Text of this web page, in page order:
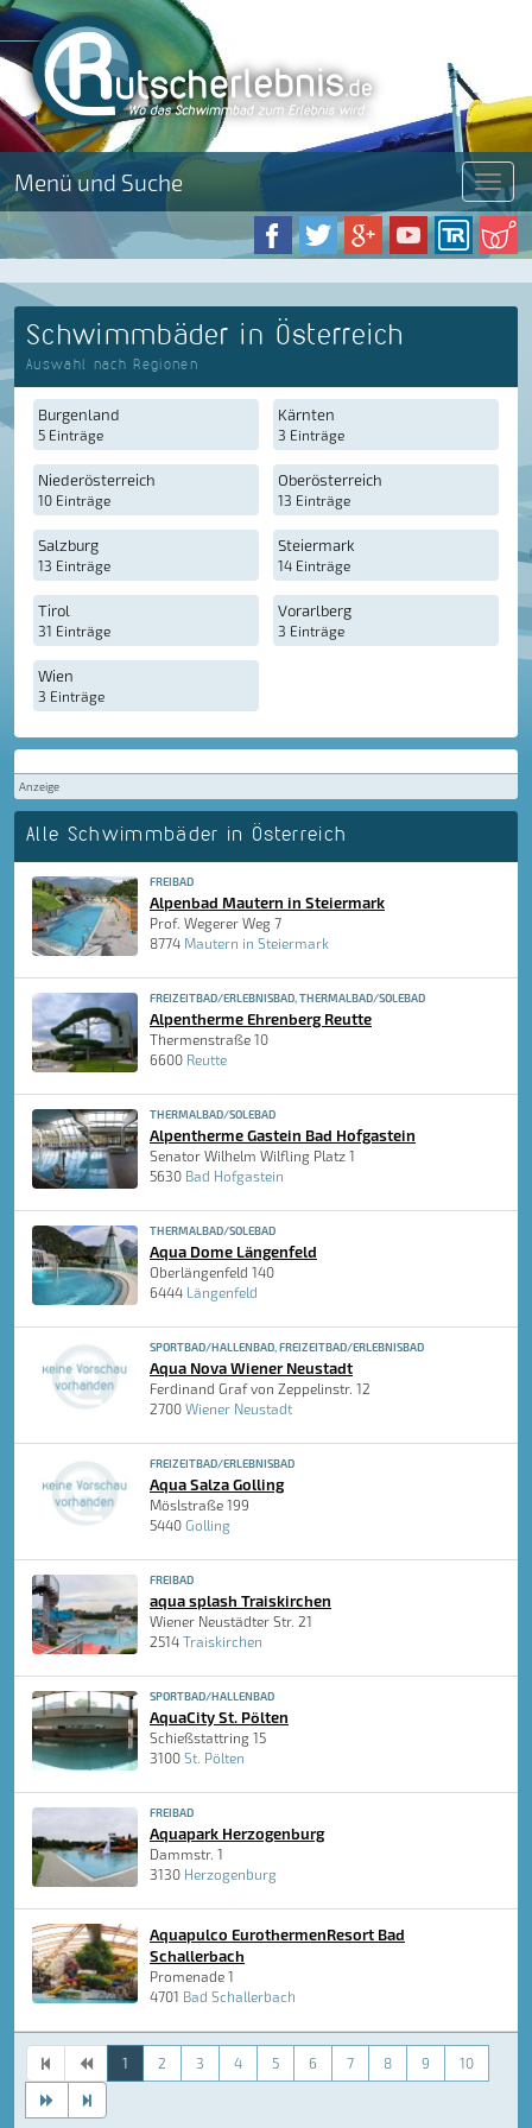
Menü und Suche Menü
Schwimmbäder in Österreich
Auswahl nach Regionen
Burgenland
5 Einträge
Kärnten
3 Einträge
Niederösterreich
10 Einträge
Oberösterreich
13 Einträge
Salzburg
13 Einträge
Steiermark
14 Einträge
Tirol
31 Einträge
Vorarlberg
3 Einträge
Wien
3 Einträge
Anzeige
Alle Schwimmbäder in Österreich
FREIBAD
Alpenbad Mautern in Steiermark
Prof. Wegerer Weg 7
8774 Mautern in Steiermark
FREIZEITBAD/ERLEBNISBAD, THERMALBAD/SOLEBAD
Alpentherme Ehrenberg Reutte
Thermenstraße 10
6600 Reutte
THERMALBAD/SOLEBAD
Alpentherme Gastein Bad Hofgastein
Senator Wilhelm Wilfling Platz 1
5630 Bad Hofgastein
THERMALBAD/SOLEBAD
Aqua Dome Längenfeld
Oberlängenfeld 140
6444 Längenfeld
SPORTBAD/HALLENBAD, FREIZEITBAD/ERLEBNISBAD
Aqua Nova Wiener Neustadt
Ferdinand Graf von Zeppelinstr. 12
2700 Wiener Neustadt
FREIZEITBAD/ERLEBNISBAD
Aqua Salza Golling
Möslstraße 199
5440 Golling
FREIBAD
aqua splash Traiskirchen
Wiener Neustädter Str. 21
2514 Traiskirchen
SPORTBAD/HALLENBAD
AquaCity St. Pölten
Schießstattring 15
3100 St. Pölten
FREIBAD
Aquapark Herzogenburg
Dammstr. 1
3130 Herzogenburg
Aquapulco EurothermenResort Bad
Schallerbach
Promenade 1
4701 Bad Schallerbach
1 2 3 4 5 6 7 8 9 10